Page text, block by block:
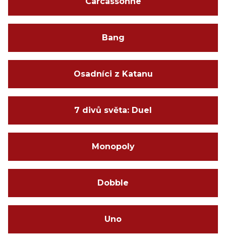
Bang
Osadníci z Katanu
7 divů světa: Duel
Monopoly
Dobble
Uno